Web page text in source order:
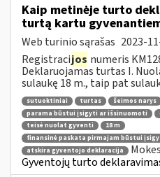
Kaip metinėje turto
turtą kartu
Web turinio sąrašas 2023-
Registracijos numeris
Deklaruojamas turtas I.
sulaukę 18 m., taip pat
sutuoktiniai turtas šeimos narys
parama būstui įsigyti ar išsinuomoti
teisė nuolat gyventi
18 m
finansinė paskata pirmajam būstui
atskira gyventojo deklaracija
Gyventojų turto